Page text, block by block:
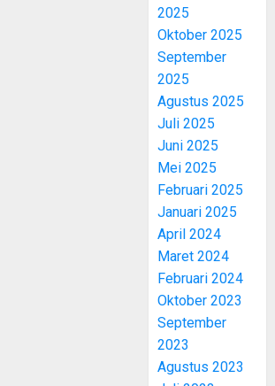
2025
Oktober 2025
September
2025
Agustus 2025
Juli 2025
Juni 2025
Mei 2025
Februari 2025
Januari 2025
April 2024
Maret 2024
Februari 2024
Oktober 2023
September
2023
Agustus 2023